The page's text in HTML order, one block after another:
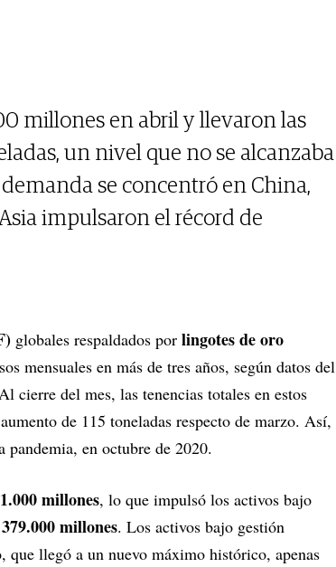
millones en abril y llevaron las
un nivel que no se alcanzaba
se concentró en China,
impulsaron el récord de
globales respaldados por lingotes de oro
mensuales en más de tres años, según datos del
cierre del mes, las tenencias totales en estos
de 115 toneladas respecto de marzo. Así,
pandemia, en octubre de 2020.
millones, lo que impulsó los activos bajo
millones. Los activos bajo gestión
llegó a un nuevo máximo histórico, apenas